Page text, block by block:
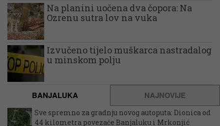
Na planini uočena dva čopora: Na
Ozrenu sutra lov na vuka
Izvučeno tijelo muškarca nastradalog
u minskom polju
BANJALUKA NAJNOVIJE
Sve spremno za gradnju novog autoputa: Dionica od
44 kilometra povezaće Banjaluku i Mrkonjić